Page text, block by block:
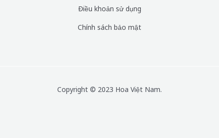
Điều khoản sử dụng
Chính sách bảo mật
Copyright © 2023 Hoa Việt Nam.